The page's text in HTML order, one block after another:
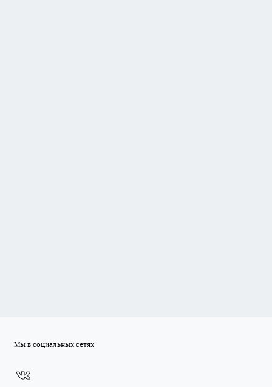
Мы в социальных сетях